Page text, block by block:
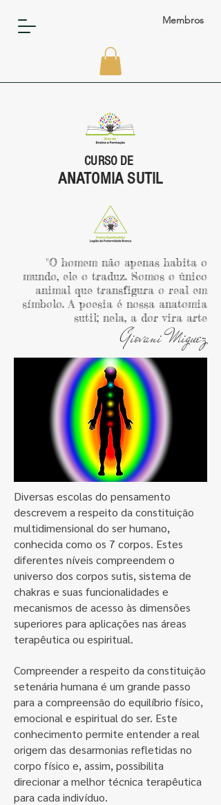
Membros
CURSO DE
ANATOMIA SUTIL
"O homem não apenas habita o
mundo, ele o traduz. Somos o único
animal que transfigura o real em
símbolo. A poesia é nossa anatomia
sutil; nela, a dor vira arte
Giovani Miguez
Diversas escolas do pensamento
descrevem a respeito da constituição
multidimensional do ser humano,
conhecida como os 7 corpos. Estes
diferentes níveis compreendem o
universo dos corpos sutis, sistema de
chakras e suas funcionalidades e
mecanismos de acesso às dimensões
superiores para aplicações nas áreas
terapêutica ou espiritual.
Compreender a respeito da constituição
setenária humana é um grande passo
para a compreensão do equilíbrio físico,
emocional e espiritual do ser. Este
conhecimento permite entender a real
origem das desarmonias refletidas no
corpo físico e, assim, possibilita
direcionar a melhor técnica terapêutica
para cada indivíduo.